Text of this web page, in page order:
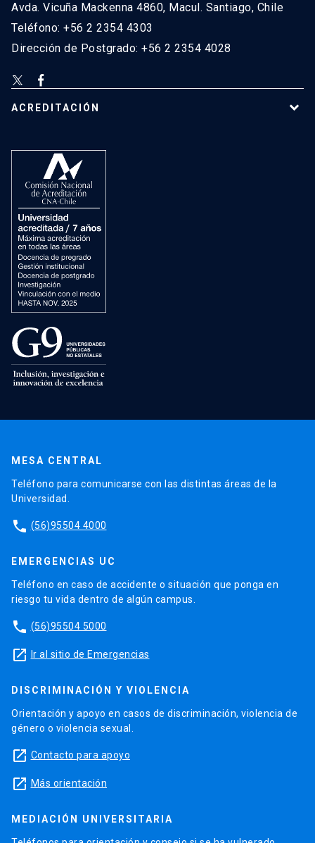
Avda. Vicuña Mackenna 4860, Macul. Santiago, Chile
Teléfono: +56 2 2354 4303
Dirección de Postgrado: +56 2 2354 4028
ACREDITACIÓN
MESA CENTRAL
Teléfono para comunicarse con las distintas áreas de la
Universidad.
phone (56)95504 4000
EMERGENCIAS UC
Teléfono en caso de accidente o situación que ponga en
riesgo tu vida dentro de algún campus.
phone (56)95504 5000
launch Ir al sitio de Emergencias
DISCRIMINACIÓN Y VIOLENCIA
Orientación y apoyo en casos de discriminación, violencia de
género o violencia sexual.
launch Contacto para apoyo
launch Más orientación
MEDIACIÓN UNIVERSITARIA